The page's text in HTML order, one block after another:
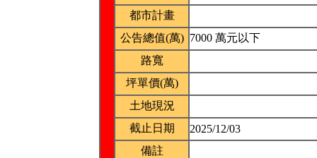
都市計畫
公告總值(萬) 7000 萬元以下
路寬
坪單價(萬)
土地現況
截止日期
2025/12/03
備註